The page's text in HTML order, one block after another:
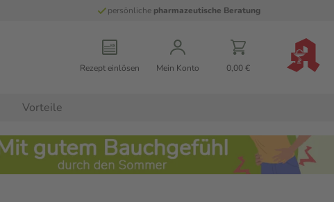
persönliche pharmazeutische Beratung
Rezept einlösen Mein Konto 0,00 €
Vorteile